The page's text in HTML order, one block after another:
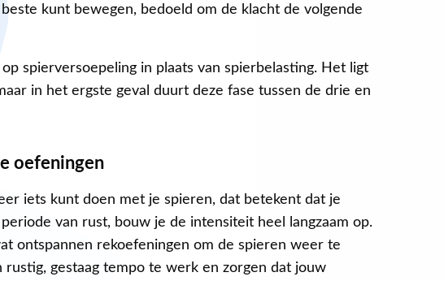
kunt bewegen, bedoeld om de klacht de volgende
spierversoepeling in plaats van spierbelasting. Het ligt
in het ergste geval duurt deze fase tussen de drie en
oefeningen
iets kunt doen met je spieren, dat betekent dat je
van rust, bouw je de intensiteit heel langzaam op.
ontspannen rekoefeningen om de spieren weer te
rustig, gestaag tempo te werk en zorgen dat jouw